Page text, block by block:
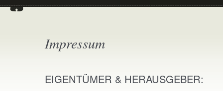
Impressum
EIGENTÜMER & HERAUSGEBER: